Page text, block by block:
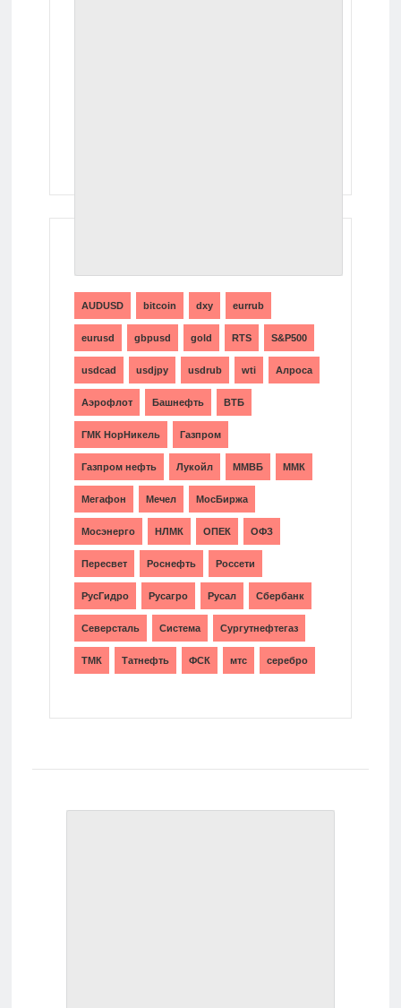
AUDUSD bitcoin dxy eurrub
eurusd gbpusd gold RTS S&P500
usdcad usdjpy usdrub wti Алроса
Аэрофлот Башнефть ВТБ
ГМК НорНикель Газпром
Газпром нефть Лукойл ММВБ ММК
Мегафон Мечел МосБиржа
Мосэнерго НЛМК ОПЕК ОФЗ
Пересвет Роснефть Россети
РусГидро Русагро Русал Сбербанк
Северсталь Система Сургутнефтегаз
ТМК Татнефть ФСК мтс серебро